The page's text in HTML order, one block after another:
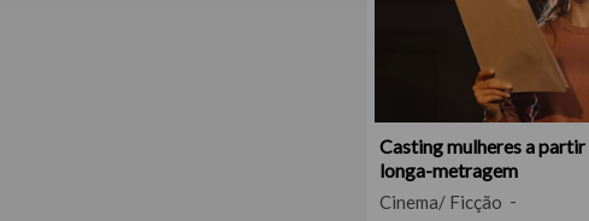
Casting mulheres a partir
longa-metragem
Cinema/ Ficção